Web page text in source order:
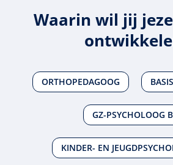
Waarin wil jij
ORTHOPEDAGOOG
GZ-PSYCHOLOOG
KINDER- EN